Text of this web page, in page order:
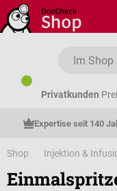
Zum Hauptinhalt
Privatkunden
Expertise seit 140
Shop Injektion &